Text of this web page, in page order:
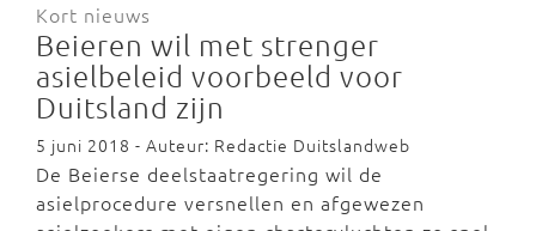
Kort nieuws
Beieren wil met strenger
asielbeleid voorbeeld voor
Duitsland zijn
5 juni 2018 - Auteur: Redactie Duitslandweb
De Beierse deelstaatregering wil de
asielprocedure versnellen en afgewezen